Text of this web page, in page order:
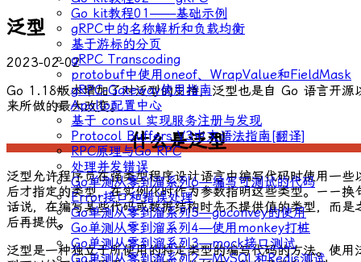
Go kit教程01——基础示例
gRPC中的名称解析和负载均衡
基于游标的分页
gRPC Transcoding
protobuf中使用oneof、WrapValue和FieldMask
gRPC-Gateway使用指南
Apollo配置中心
基于 consul 实现服务注册与发现
Protocol Buffers V3中文语法指南[翻译]
RPC原理与Go RPC
处理并发错误
Go单测从零到溜系列6—编写可测试的代码
Error接口和错误处理
Go单测从零到溜系列5—goconvey的使用
Go单测从零到溜系列4—使用monkey打桩
Go单测从零到溜系列3—mock接口测试
Go单测从零到溜系列2—MySQL和Redis测试
泛型
2023-02-02
Go 1.18版本增加了对泛型的支持，泛型也是自 Go 语言开源
来所做的最大改变。
什么是泛型
泛型允许程序员在强类型程序设计语言中编写代码时使用一些
后才指定的类型，在实例化时作为参数指明这些类型。ーー换
话说，在编写某些代码或数据结构时先不提供值的类型，而是
后再提供。
泛型是一种独立于所使用的特定类型的编写代码的方法。使用